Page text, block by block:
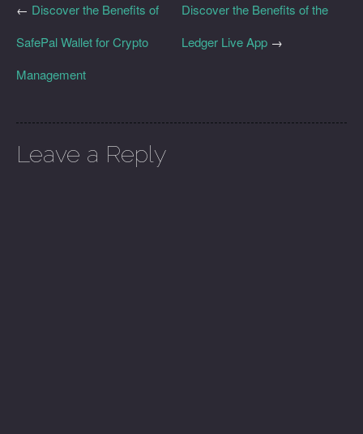
Discover the Benefits of the
Ledger Live App →
← Discover the Benefits of
SafePal Wallet for Crypto
Management
Leave a Reply